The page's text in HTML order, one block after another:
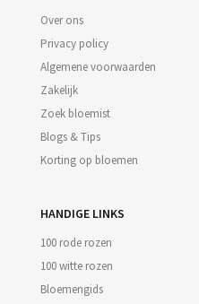
Over ons
Privacy policy
Algemene voorwaarden
Zakelijk
Zoek bloemist
Blogs & Tips
Korting op bloemen
HANDIGE LINKS
100 rode rozen
100 witte rozen
Bloemengids